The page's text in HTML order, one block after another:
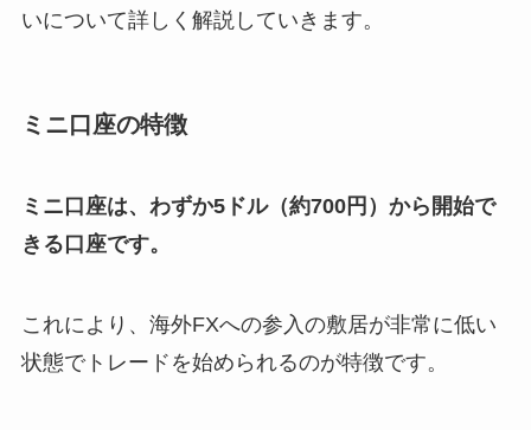
いについて詳しく解説していきます。
ミニ口座の特徴
ミニ口座は、わずか5ドル（約700円）から開始で
きる口座です。
これにより、海外FXへの参入の敷居が非常に低い
状態でトレードを始められるのが特徴です。